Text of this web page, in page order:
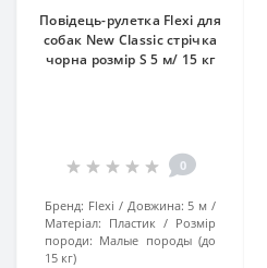
Повідець-рулетка Flexi для
собак New Classic стрічка
чорна розмір S 5 м/ 15 кг
0
Бренд: Flexi Довжина: 5 м
Матеріал: Пластик
Розмір
породи: Малые породы (до
15 кг)